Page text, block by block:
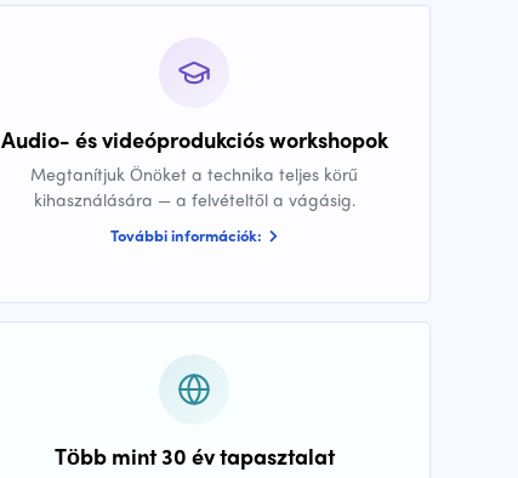
Audio- és videóprodukciós workshopok
Megtanítjuk Önöket a technika teljes körű
kihasználására — a felvételtől a vágásig.
További információk:
Több mint 30 év tapasztalat